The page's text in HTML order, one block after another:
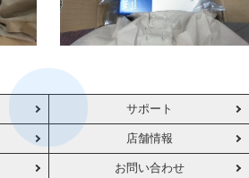
サポート
店舗情報
お問い合わせ